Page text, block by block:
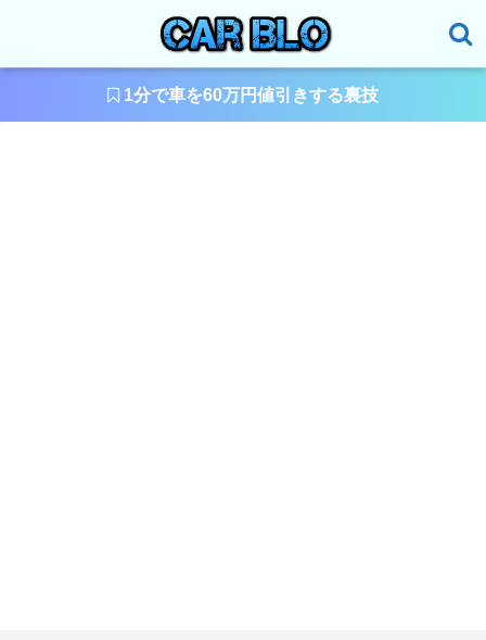
1分で車を60万円値引きする裏技